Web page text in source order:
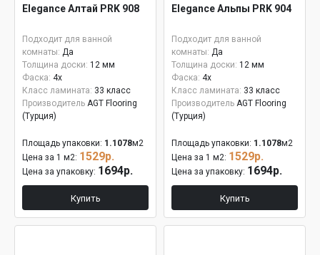
Elegance Алтай PRK 908
Подходит для ванной
комнаты: Да
Толщина доски: 12 мм
Фаска: 4x
Класс ламината: 33 класс
Производитель AGT Flooring
(Турция)
Площадь упаковки: 1.1078м2
Цена за 1 м2: 1529р.
Цена за упаковку: 1694р.
Купить
Elegance Альпы PRK 904
Подходит для ванной
комнаты: Да
Толщина доски: 12 мм
Фаска: 4x
Класс ламината: 33 класс
Производитель AGT Flooring
(Турция)
Площадь упаковки: 1.1078м2
Цена за 1 м2: 1529р.
Цена за упаковку: 1694р.
Купить